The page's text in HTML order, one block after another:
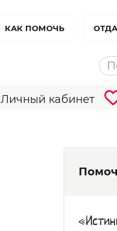
КАК ПОМОЧЬ
Личный кабинет